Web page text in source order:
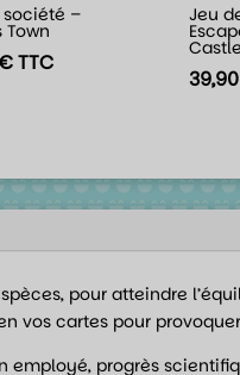
société –
TTC
Jeu
Castle
pour atteindre
vos cartes pour
employé, progrès